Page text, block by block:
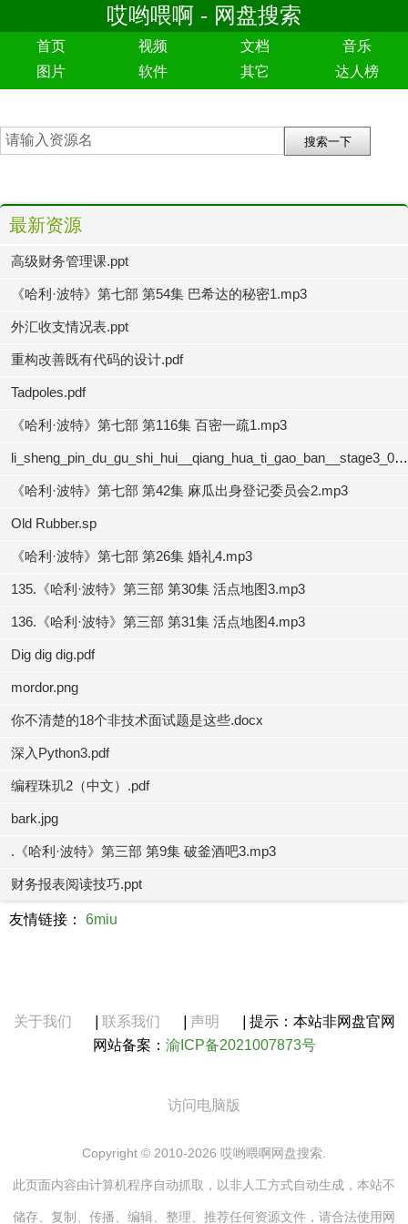
哎哟喂啊 - 网盘搜索
首页 视频 文档
音乐
图片
软件 其它 达人榜
最新资源
高级财务管理课.ppt
《哈利·波特》第七部 第54集 巴希达的秘密1.mp3
外汇收支情况表.ppt
重构改善既有代码的设计.pdf
Tadpoles.pdf
《哈利·波特》第七部 第116集 百密一疏1.mp3
li_sheng_pin_du_gu_shi_hui__qiang_hua_ti_gao_ban__stage3_04.mp3
《哈利·波特》第七部 第42集 麻瓜出身登记委员会2.mp3
Old Rubber.sp
《哈利·波特》第七部 第26集 婚礼4.mp3
135.《哈利·波特》第三部 第30集 活点地图3.mp3
136.《哈利·波特》第三部 第31集 活点地图4.mp3
Dig dig dig.pdf
mordor.png
你不清楚的18个非技术面试题是这些.docx
深入Python3.pdf
编程珠玑2（中文）.pdf
bark.jpg
.《哈利·波特》第三部 第9集 破釜酒吧3.mp3
财务报表阅读技巧.ppt
友情链接： 6miu
关于我们 联系我们 声明
提示：本站非网盘官网
网站备案： 渝ICP备2021007873号
访问电脑版
Copyright © 2010-2026 哎哟喂啊网盘搜索.
此页面内容由计算机程序自动抓取，以非人工方式自动生成，本站不
储存、复制、传播、编辑、整理、推荐任何资源文件，请合法使用网